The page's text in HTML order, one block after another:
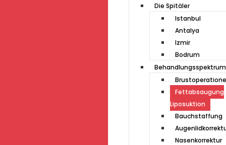
Die Spitäler
Istanbul
Antalya
Izmir
Bodrum
Behandlungsspektrum
Fettabsaugung
Liposuktion
Bauchstaffung
Nasenkorrektur